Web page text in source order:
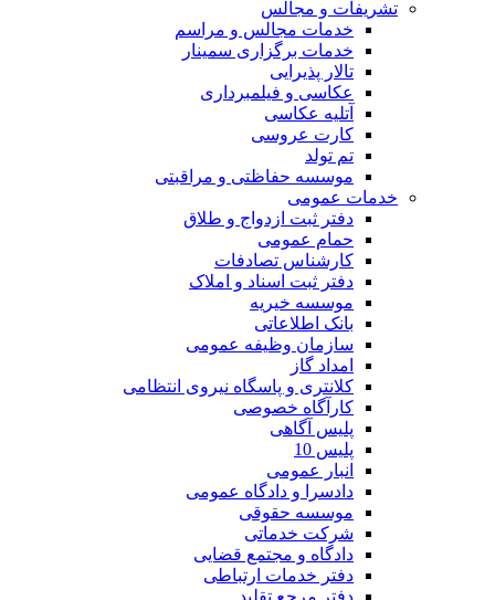
تشریفات و مجالس
خدمات مجالس و مراسم
خدمات برگزاری سمینار
تالار پذیرایی
عکاسی و فیلمبرداری
آتلیه عکاسی
کارت عروسی
تم تولد
موسسه حفاظتی و مراقبتی
خدمات عمومی
دفتر ثبت ازدواج و طلاق
حمام عمومی
کارشناس تصادفات
دفتر ثبت اسناد و املاک
موسسه خیریه
بانک اطلاعاتی
سازمان وظیفه عمومی
امداد گاز
کلانتری و پاسگاه نیروی انتظامی
کارآگاه خصوصی
پلیس آگاهی
پلیس 10
انبار عمومی
دادسرا و دادگاه عمومی
موسسه حقوقی
شرکت خدماتی
دادگاه و مجتمع قضایی
دفتر خدمات ارتباطی